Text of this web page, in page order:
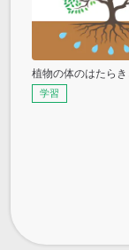
植物の体のはたら
学習